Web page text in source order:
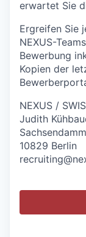
erwartet Sie
Ergreifen Sie
NEXUS-
Bewerbung
Kopien der
NEXUS /
Judith
10829 Berlin